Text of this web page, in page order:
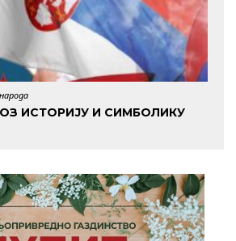
ИСТОРИЈУ И СИМБОЛИКУ